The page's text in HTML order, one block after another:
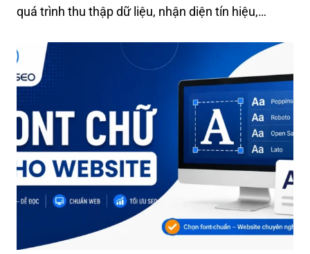
quá trình thu thập dữ liệu, nhận diện tín hiệu,…